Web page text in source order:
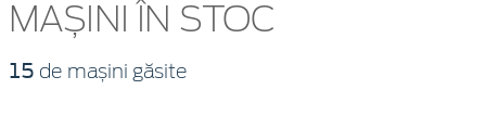
MAȘINI ÎN STOC
15 de mașini găsite